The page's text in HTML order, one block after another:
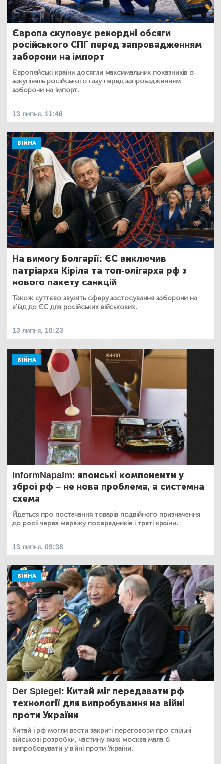
Європа скуповує рекордні обсяги
російського СПГ перед запровадженням
заборони на імпорт
Європейські країни досягли максимальних показників із
закупівель російського газу перед запровадженням
заборони на імпорт.
13 липня, 11:46
ВІЙНА
На вимогу Болгарії: ЄС виключив
патріарха Кіріла та топ-олігарха рф з
нового пакету санкцій
Також суттєво звузять сферу застосування заборони на
в’їзд до ЄС для російських військових.
13 липня, 10:23
ВІЙНА
InformNapalm: японські компоненти у
зброї рф – не нова проблема, а системна
схема
Йдеться про постачання товарів подвійного призначення
до росії через мережу посередників і треті країни.
13 липня, 09:38
ВІЙНА
Der Spiegel: Китай міг передавати рф
технології для випробування на війні
проти України
Китай і рф могли вести закриті переговори про спільні
військові розробки, частину яких москва мала б
випробовувати у війні проти України.